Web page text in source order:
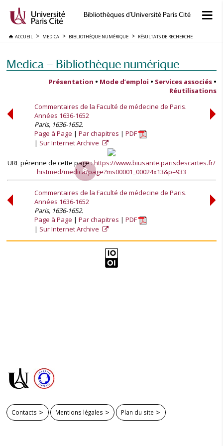
Bibliothèques d'Université Paris Cité
ACCUEIL MEDICA BIBLIOTHÈQUE NUMÉRIQUE RÉSULTATS DE RECHERCHE
Medica — Bibliothèque numérique
Présentation • Mode d’emploi • Services associés •
Réutilisations
Commentaires de la Faculté de médecine de Paris.
Années 1636-1652
Paris, 1636-1652.
Page à Page
Par chapitres
PDF
Sur Internet Archive
URL pérenne de cette page :https://www.biusante.parisdescartes.fr/
histmed/medica/page?ms00001_00024x13&p=933
Commentaires de la Faculté de médecine de Paris.
Années 1636-1652
Paris, 1636-1652.
Page à Page
Par chapitres
PDF
Sur Internet Archive
Contacts Mentions légales Plan du site